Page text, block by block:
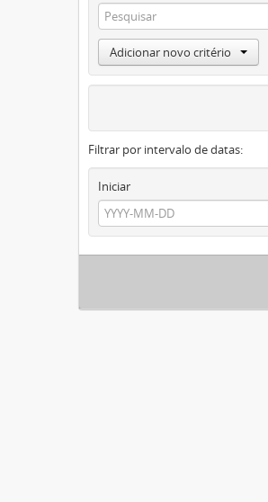
Adicionar novo critério
Filtrar por intervalo de datas:
Iniciar